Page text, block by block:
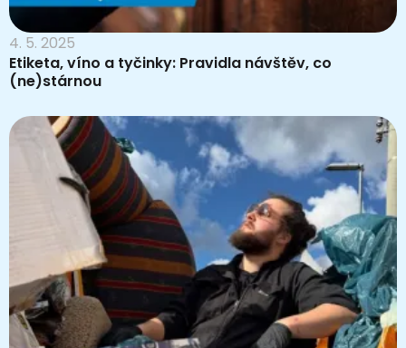
4. 5. 2025
Etiketa, víno a tyčinky: Pravidla návštěv, co
(ne)stárnou